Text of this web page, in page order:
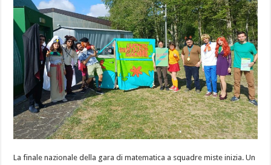
La finale nazionale della gara di matematica a squadre miste inizia. Un